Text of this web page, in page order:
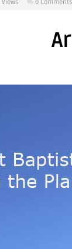
Views 0 Comments